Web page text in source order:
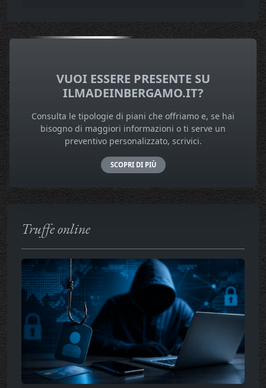
VUOI ESSERE PRESENTE SU
ILMADEINBERGAMO.IT?
Consulta le tipologie di piani che offriamo e, se hai
bisogno di maggiori informazioni o ti serve un
preventivo personalizzato, scrivici.
SCOPRI DI PIÙ
Truffe online